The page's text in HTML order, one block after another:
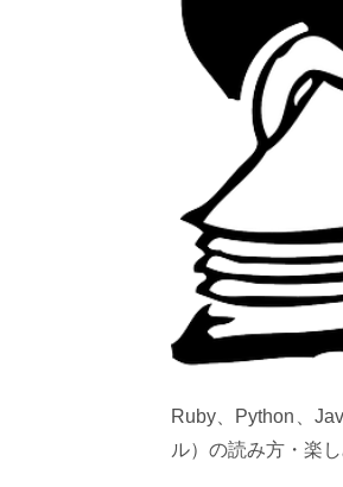
Ruby、Python、
ル）の読み方・楽